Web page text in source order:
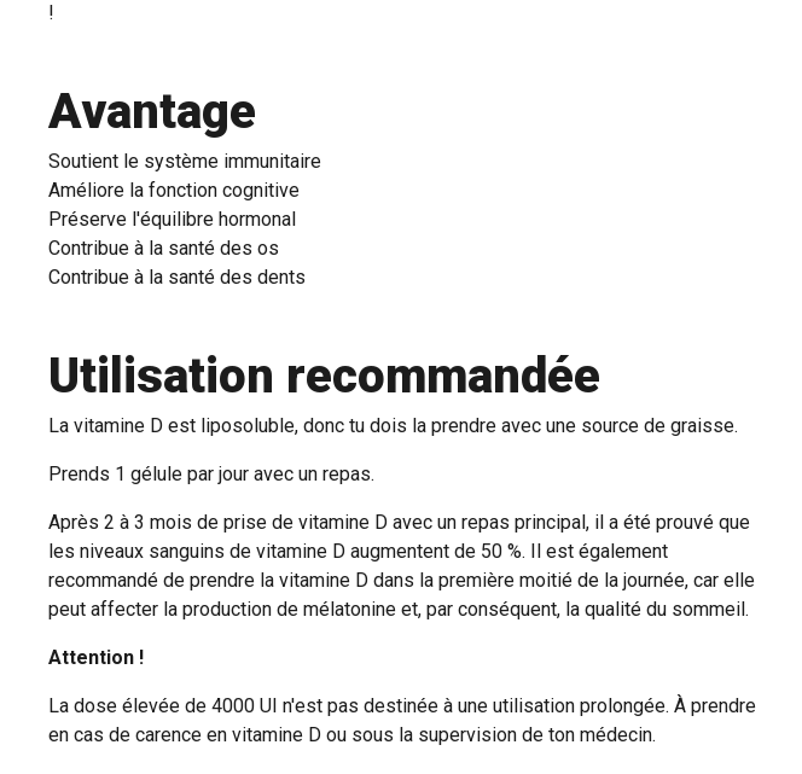
!
Avantage
Soutient le système immunitaire
Améliore la fonction cognitive
Préserve l'équilibre hormonal
Contribue à la santé des os
Contribue à la santé des dents
Utilisation recommandée
La vitamine D est liposoluble, donc tu dois la prendre avec une source de graisse.
Prends 1 gélule par jour avec un repas.
Après 2 à 3 mois de prise de vitamine D avec un repas principal, il a été prouvé que
les niveaux sanguins de vitamine D augmentent de 50 %. Il est également
recommandé de prendre la vitamine D dans la première moitié de la journée, car elle
peut affecter la production de mélatonine et, par conséquent, la qualité du sommeil.
Attention !
La dose élevée de 4000 UI n'est pas destinée à une utilisation prolongée. À prendre
en cas de carence en vitamine D ou sous la supervision de ton médecin.